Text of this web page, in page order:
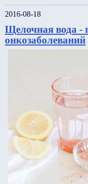
2016-08-18
Щелочная вода -
онкозаболеваний